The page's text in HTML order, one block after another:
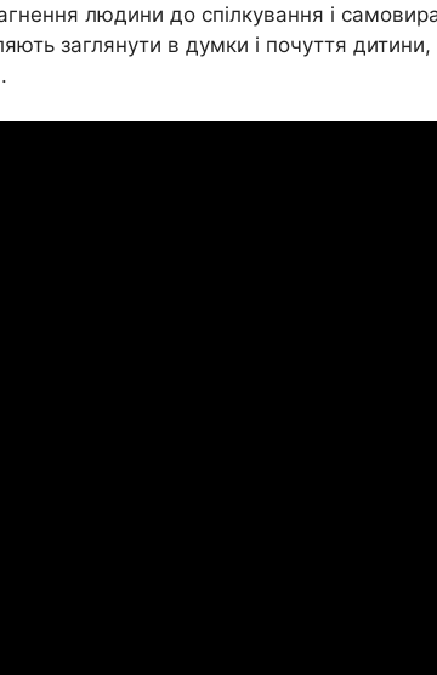
людини до спілкування і
заглянути в думки і почуття